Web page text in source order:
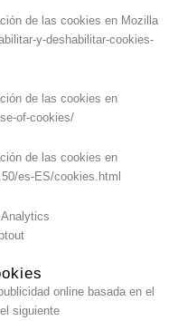
de las cookies en Mozilla
y-deshabilitar-cookies-
de las cookies en
of-cookies/
de las cookies en
es-ES/cookies.html
online basada en el
siguiente